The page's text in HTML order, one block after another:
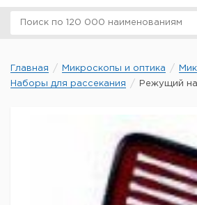
Главная Микроскопы и оптика
Наборы для рассекания
Режущий